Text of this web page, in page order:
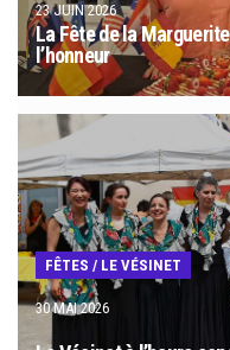
23 JUIN 2026
La Fête de la
l’honneur
FÊTES / LE VÉSINET
30 MAI 2026